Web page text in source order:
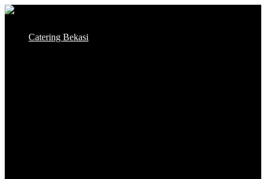
Skip
content
Catering Bekasi